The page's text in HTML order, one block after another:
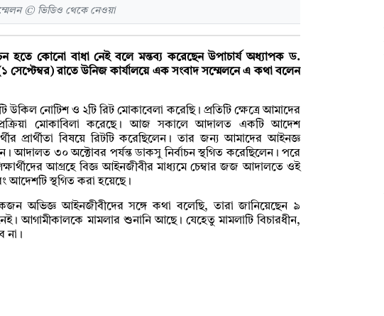
© ভিডিও থেকে নেওয়া
হতে কোনো বাধা নেই বলে মন্তব্য করেছেন উপাচার্য অধ্যাপক ড.
রাতে উনিজ কার্যালয়ে এক সংবাদ সম্মেলনে এ কথা বলেন
উকিল নোটিশ ও ২টি রিট মোকাবেলা করেছি। প্রতিটি ক্ষেত্রে আমাদের
মোকাবিলা করেছে। আজ সকালে আদালত একটি আদেশ
প্রার্থীতা বিষয়ে রিটটি করেছিলেন। তার জন্য আমাদের আইনজ্ঞ
আদালত ৩০ অক্টোবর পর্যন্ত ডাকসু নির্বাচন স্থগিত করেছিলেন। পরে
আগ্রহে বিজ্ঞ আইনজীবীর মাধ্যমে চেম্বার জজ আদালতে ওই
আদেশটি স্থগিত করা হয়েছে।
অভিজ্ঞ আইনজীবীদের সঙ্গে কথা বলেছি, তারা জানিয়েছেন ৯
আগামীকালকে মামলার শুনানি আছে। যেহেতু মামলাটি বিচারধীন,
না।